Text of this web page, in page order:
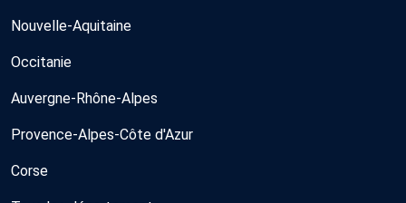
Nouvelle-Aquitaine
Occitanie
Auvergne-Rhône-Alpes
Provence-Alpes-Côte d'Azur
Corse